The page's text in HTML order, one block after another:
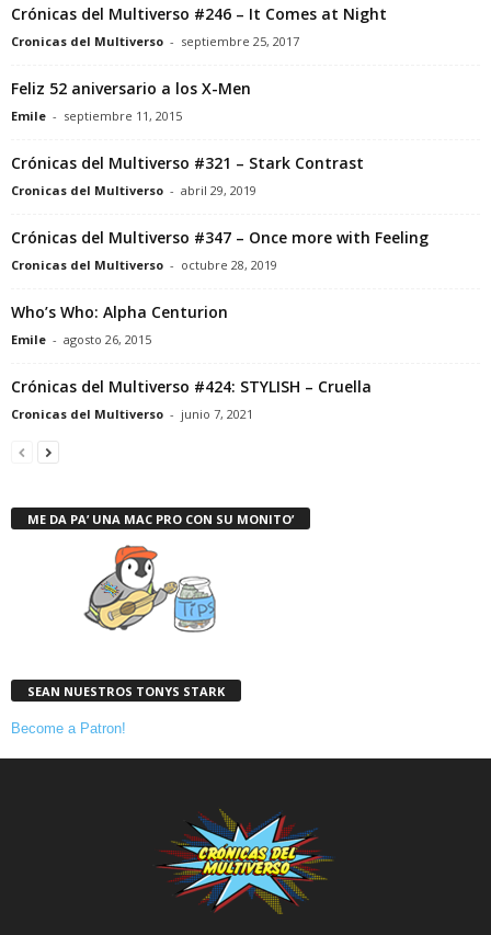
Crónicas del Multiverso #246 – It Comes at Night
Cronicas del Multiverso - septiembre 25, 2017
Feliz 52 aniversario a los X-Men
Emile - septiembre 11, 2015
Crónicas del Multiverso #321 – Stark Contrast
Cronicas del Multiverso - abril 29, 2019
Crónicas del Multiverso #347 – Once more with Feeling
Cronicas del Multiverso - octubre 28, 2019
Who’s Who: Alpha Centurion
Emile - agosto 26, 2015
Crónicas del Multiverso #424: STYLISH – Cruella
Cronicas del Multiverso - junio 7, 2021
ME DA PA’ UNA MAC PRO CON SU MONITO’
SEAN NUESTROS TONYS STARK
Become a Patron!